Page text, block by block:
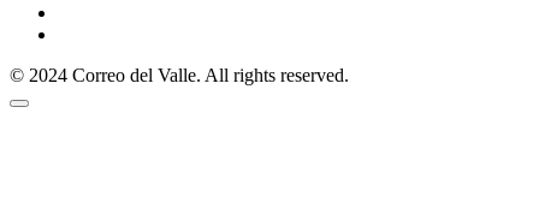
© 2024 Correo del Valle. All rights reserved.